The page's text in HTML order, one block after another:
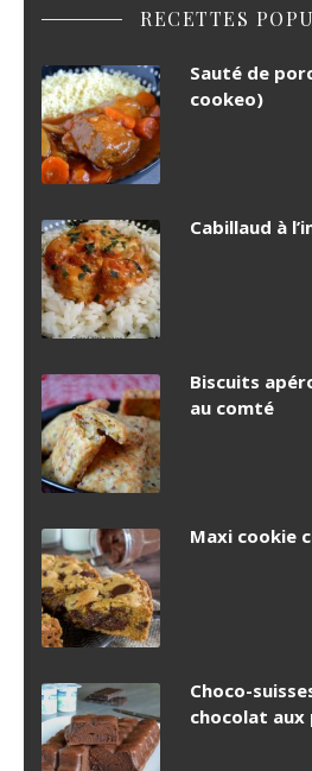
RECETTES
Sauté de
cookeo)
Cabillaud à
Biscuits
au comté
Maxi cookie
Choco-
chocolat